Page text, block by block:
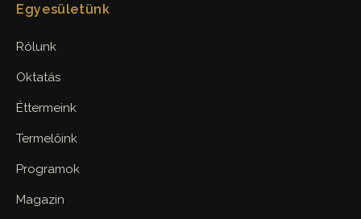
Egyesületünk
Rólunk
Oktatás
Éttermeink
Termelőink
Programok
Magazin